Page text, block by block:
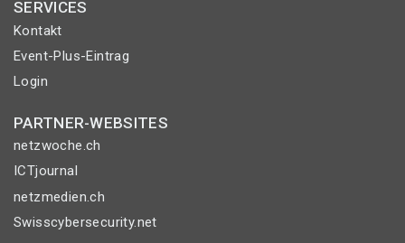
SERVICES
Kontakt
Event-Plus-Eintrag
Login
PARTNER-WEBSITES
netzwoche.ch
ICTjournal
netzmedien.ch
Swisscybersecurity.net